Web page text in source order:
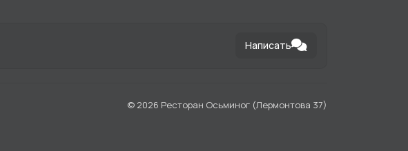
Написать
© 2026 Ресторан Осьминог (Лермонтова 37)